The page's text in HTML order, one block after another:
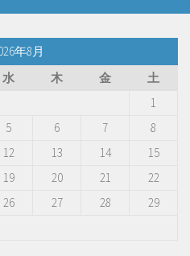
年8月
水 木 金
土
1
5 6 7
8
12 13 14
15
19 20 21
22
26 27 28
29